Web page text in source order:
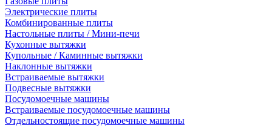
Электрические плиты
Комбинированные плиты
Настольные плиты / Мини-печи
Кухонные вытяжки
Купольные / Каминные вытяжки
Наклонные вытяжки
Встраиваемые вытяжки
Подвесные вытяжки
Посудомоечные машины
Встраиваемые посудомоечные машины
Отдельностоящие посудомоечные машины